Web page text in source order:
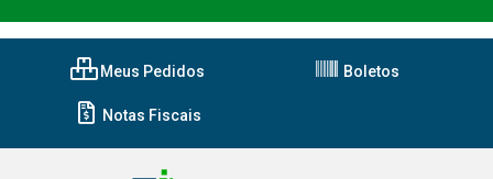
Meus Pedidos Boletos
Notas Fiscais